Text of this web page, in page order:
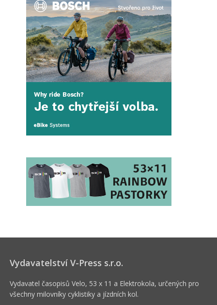
Vydavatelství V-Press s.r.o.
Vydavatel časopisů Velo, 53 x 11 a Elektrokola, určených pro
všechny milovníky cyklistiky a jízdních kol.